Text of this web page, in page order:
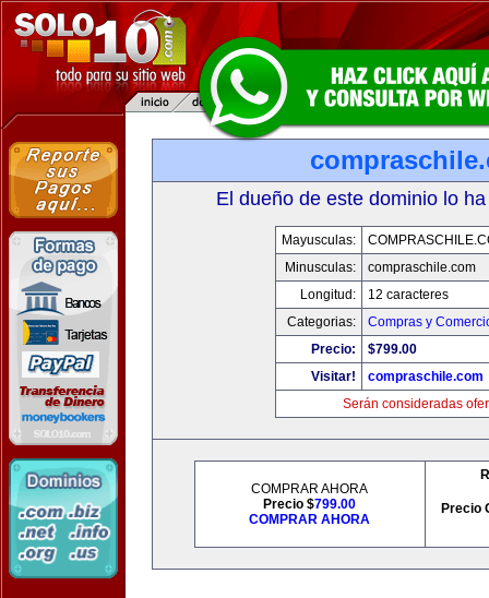
El dueño de este dominio lo
Mayusculas:
Minusculas:
compraschile.com
Longitud:
12 caracteres
Categorias:
Compras y
Precio:
$799.00
Visitar!
compraschile.com
Serán consideradas
COMPRAR AHORA
Precio $799.00
COMPRAR AHORA
Precio